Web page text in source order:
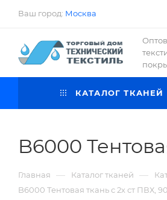
Ваш город: Москва
КАТАЛОГ ТКАНЕЙ
B6000
Главная — Каталог тканей —
B6000 Тентовая ткань с 2х ст ПВХ,